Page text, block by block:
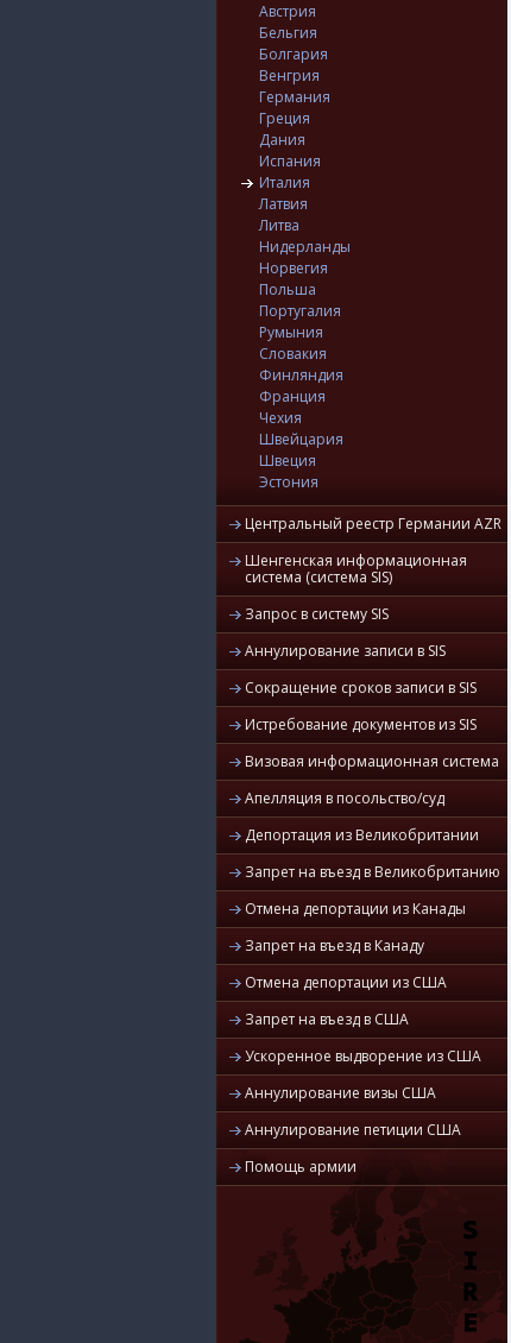
Австрия
Бельгия
Болгария
Венгрия
Германия
Греция
Дания
Испания
Италия
Латвия
Литва
Нидерланды
Норвегия
Польша
Португалия
Румыния
Словакия
Финляндия
Франция
Чехия
Швейцария
Швеция
Эстония
Центральный реестр Германии AZR
Шенгенская информационная
система (система SIS)
Запрос в систему SIS
Аннулирование записи в SIS
Сокращение сроков записи в SIS
Истребование документов из SIS
Визовая информационная система
Апелляция в посольство/суд
Депортация из Великобритании
Запрет на въезд в Великобританию
Отмена депортации из Канады
Запрет на въезд в Канаду
Отмена депортации из США
Запрет на въезд в США
Ускоренное выдворение из США
Аннулирование визы США
Аннулирование петиции США
Помощь армии